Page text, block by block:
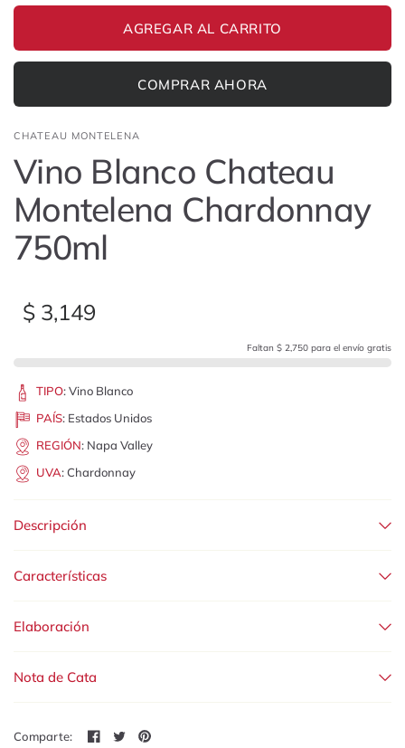
AGREGAR AL CARRITO
COMPRAR AHORA
CHATEAU MONTELENA
Vino Blanco Chateau
Montelena Chardonnay
750ml
$ 3,149
Faltan $ 2,750 para el envío gratis
TIPO:Vino Blanco
PAÍS: Estados Unidos
REGIÓN: Napa Valley
UVA:Chardonnay
Descripción
Características
Elaboración
Nota de Cata
Comparte: